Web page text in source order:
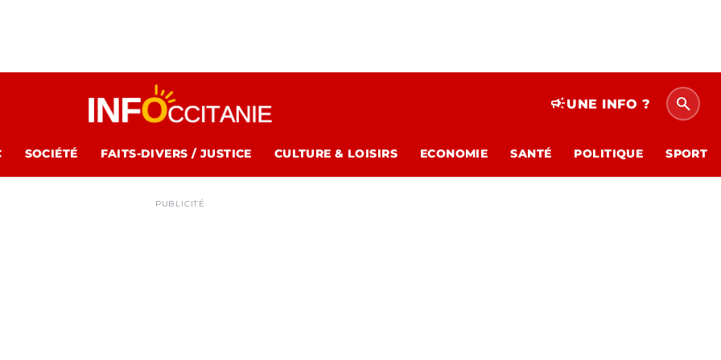
campaignUNE INFO ? search
SOCIÉTÉ FAITS-DIVERS / JUSTICE CULTURE & LOISIRS ECONOMIE SANTÉ POLITIQUE SPORT
PUBLICITÉ